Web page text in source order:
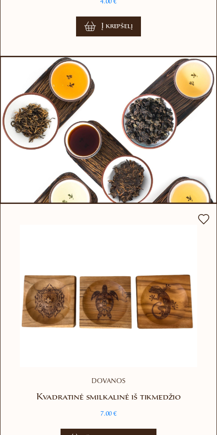
4.00€
Į krepšelį
DOVANOS
Kvadratinė smilkalinė iš tikmedžio
7.00€
This